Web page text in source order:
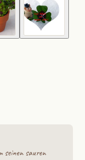
seinen sauren